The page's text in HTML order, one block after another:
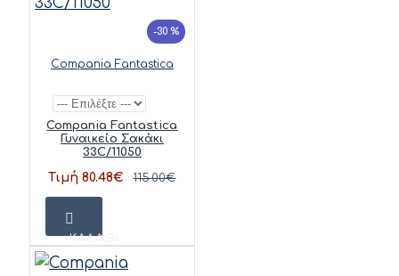
-30 %
Compania Fantastica
Compania Fantastica
Γυναικείο Σακάκι
33C/11050
Τιμή 80.48€ 115.00€
ΚΑΛΆΘΙ